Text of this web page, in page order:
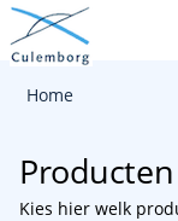
Home
Producten
Kies hier welk